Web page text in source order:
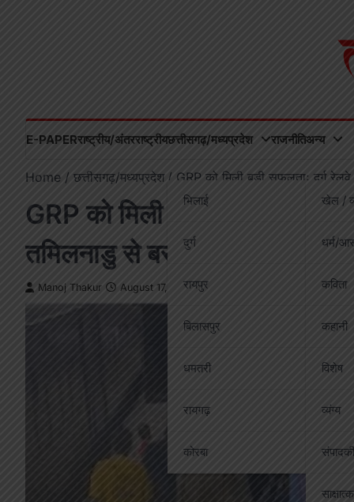
E-PAPERराष्ट्रीय/अंतरराष्ट्रीयछत्तीसगढ़/मध्यप्रदेश
भिलाई
दुर्ग
रायपुर
बिलासपुर
धमतरी
रायगढ़
कोरबा
राजनीतिअन्य
खेल /
धर्म/
कविता
कहानी
विशेष
व्यंग्य
Home छत्तीसगढ़/मध्यप्रदेश GRP को मिली बड़ी सफलताः दुर्ग
GRP को मिली बड़ी सफलताः
तमिलनाडु से बरामद, आरोपी
Manoj Thakur August 17, 2025